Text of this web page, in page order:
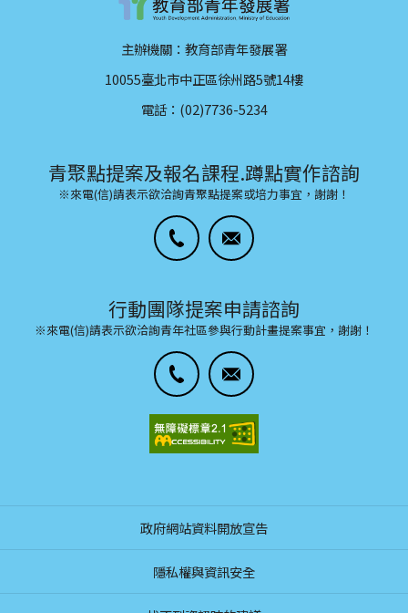
主辦機關：教育部青年發展署
10055臺北市中正區徐州路5號14樓
電話：(02)7736-5234
青聚點提案及報名課程.蹲點實作諮詢
※來電(信)請表示欲洽詢青聚點提案或培力事宜，謝謝！
行動團隊提案申請諮詢
※來電(信)請表示欲洽詢青年社區參與行動計畫提案事宜，謝謝！
政府網站資料開放宣告
隱私權與資訊安全